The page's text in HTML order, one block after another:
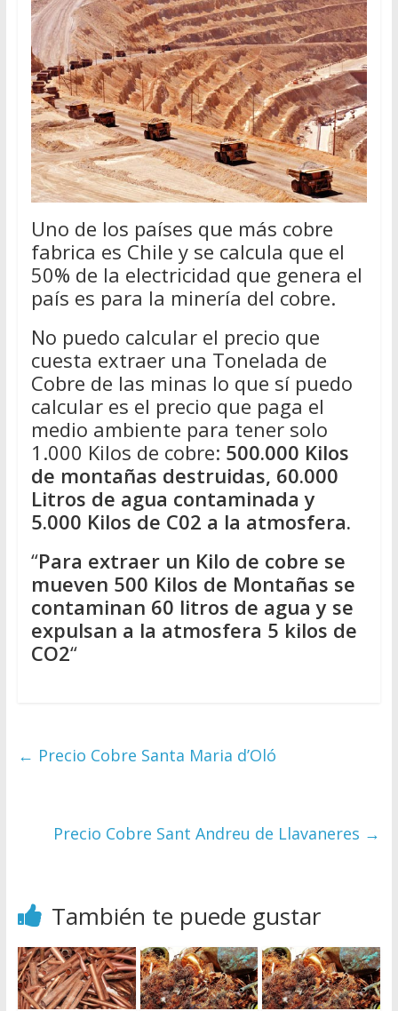
Uno de los países que más cobre
fabrica es Chile y se calcula que el
50% de la electricidad que genera el
país es para la minería del cobre.
No puedo calcular el precio que
cuesta extraer una Tonelada de
Cobre de las minas lo que sí puedo
calcular es el precio que paga el
medio ambiente para tener solo
1.000 Kilos de cobre: 500.000 Kilos
de montañas destruidas, 60.000
Litros de agua contaminada y
5.000 Kilos de C02 a la atmosfera.
“Para extraer un Kilo de cobre se
mueven 500 Kilos de Montañas se
contaminan 60 litros de agua y se
expulsan a la atmosfera 5 kilos de
CO2“
← Precio Cobre Santa Maria d’Oló
Precio Cobre Sant Andreu de Llavaneres →
También te puede gustar